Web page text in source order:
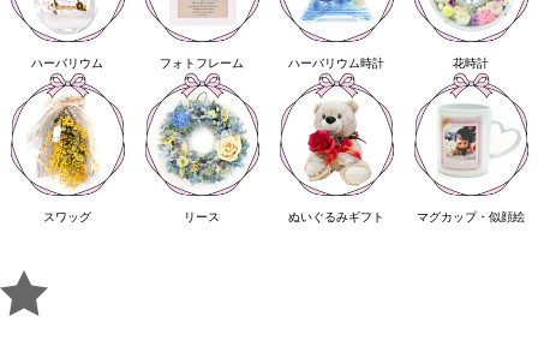
ハーバリウム フォトフレーム ハーバリウム時計 花時計
スワッグ リース ぬいぐるみギフト マグカップ・似顔絵